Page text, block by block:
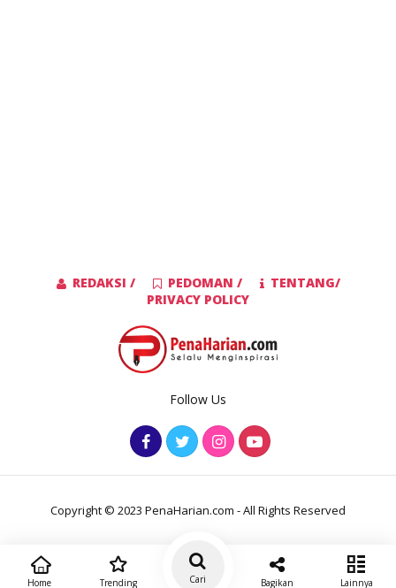
REDAKSI / PEDOMAN /
TENTANG/
PRIVACY POLICY
Follow Us
Copyright © 2023 PenaHarian.com - All Rights Reserved
Home Trending Cari Bagikan Lainnya